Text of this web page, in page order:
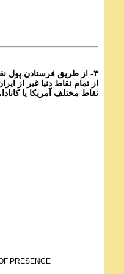
۴- از طریق فرستادن پول
نقاط مختلف آمریکا یا
PRESENCE